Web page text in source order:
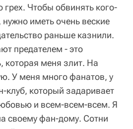
грех. Чтобы обвинять кого-
нужно иметь очень веские
раньше казнили.
предателем - это
которая меня злит. На
У меня много фанатов, у
который задаривает
и всем-всем-всем. Я
своему фан-дому. Сотни